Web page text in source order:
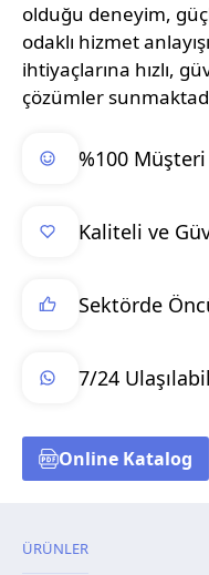
olduğu deneyim,
odaklı hizmet
ihtiyaçlarına hızlı,
çözümler
%100
Kaliteli ve
Sektörde
7/24
Online Katalog
ÜRÜNLER